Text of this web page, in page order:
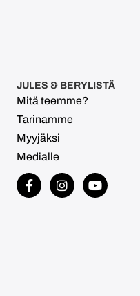
JULES & BERYLISTÄ
Mitä teemme?
Tarinamme
Myyjäksi
Medialle